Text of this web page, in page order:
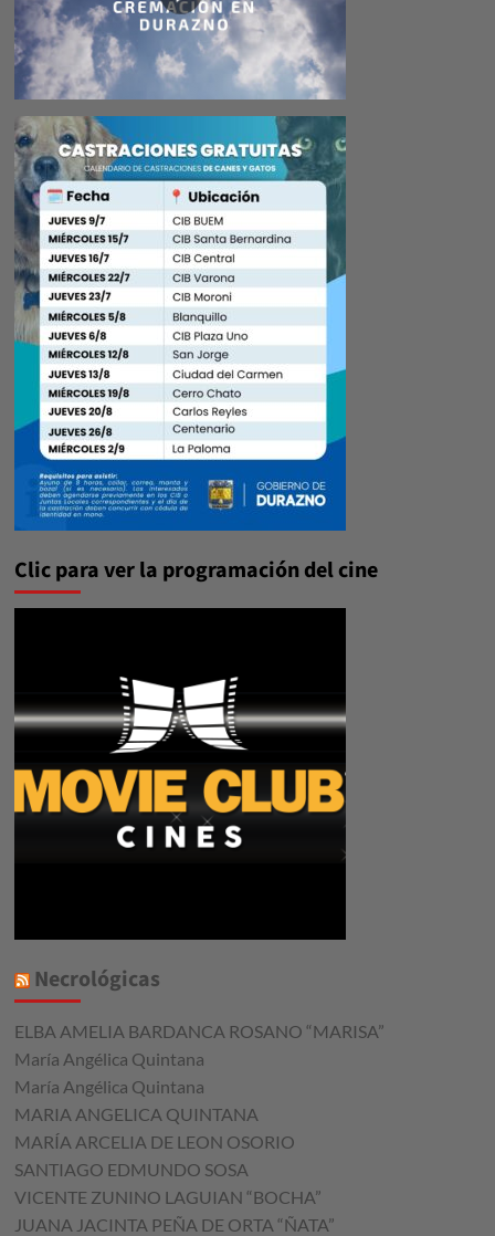
Clic para ver la programación del cine
Necrológicas
ELBA AMELIA BARDANCA ROSANO “MARISA”
María Angélica Quintana
María Angélica Quintana
MARIA ANGELICA QUINTANA
MARÍA ARCELIA DE LEON OSORIO
SANTIAGO EDMUNDO SOSA
VICENTE ZUNINO LAGUIAN “BOCHA”
JUANA JACINTA PEÑA DE ORTA “ÑATA”